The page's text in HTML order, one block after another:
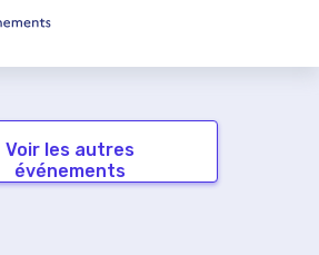
Voir les autres
événements